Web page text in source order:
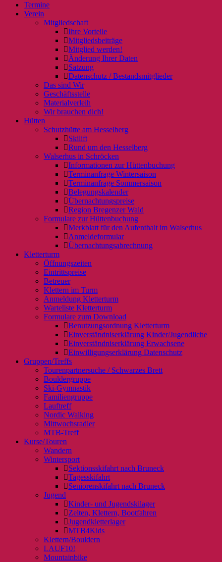
Termine
Verein
Mitgliedschaft
Ihre Vorteile
Mitgliedsbeiträge
Mitglied werden!
Änderung Ihrer Daten
Satzung
Datenschutz / Bestandsmitglieder
Das sind Wir
Geschäftsstelle
Materialverleih
Wir brauchen dich!
Hütten
Schutzhütte am Hesselberg
Skilift
Rund um den Hesselberg
Walserhus in Schröcken
Informationen zur Hüttenbuchung
Terminanfrage Wintersaison
Terminanfrage Sommersaison
Belegungskalender
Übernachtungspreise
Region Bregenzer Wald
Formulare zur Hüttenbuchung
Merkblatt für den Aufenthalt im Walserhus
Anmeldeformular
Übernachtungsabrechnung
Kletterturm
Öffnungszeiten
Eintrittspreise
Betreuer
Klettern im Turm
Anmeldung Kletterturm
Warteliste Kletterturm
Formulare zum Download
Benutzungsordnung Kletterturm
Einverständniserklärung Kinder/Jugendliche
Einverständniserklärung Erwachsene
Einwilligungserklärung Datenschutz
Gruppen/Treffs
Tourenpartnersuche / Schwarzes Brett
Bouldergruppe
Ski-Gymnastik
Familiengruppe
Lauftreff
Nordic Walking
Mittwochsradler
MTB-Treff
Kurse/Touren
Wandern
Wintersport
Sektionsskifahrt nach Bruneck
Tagesskifahrt
Seniorenskifahrt nach Bruneck
Jugend
Kinder- und Jugendskilager
Zelten, Klettern, Bootfahren
Jugendkletterlager
MTB4Kids
Klettern/Bouldern
LAUF10!
Mountainbike